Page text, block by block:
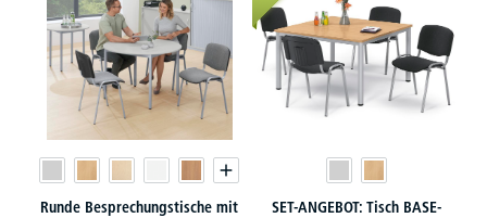
Runde Besprechungstische mit
SET-ANGEBOT: Tisch BASE-